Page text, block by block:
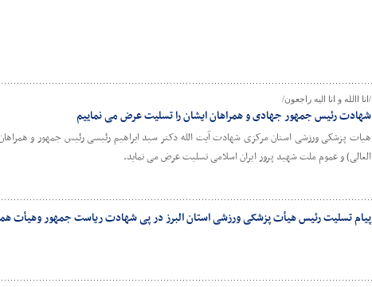
/انا االله و انا الیه راجعون/
شهادت رئیس جمهور جهادی و همراهان ایشان را تسلیت عرض می نماییم
هیات پزشکی ورزشی استان مرکزی شهادت آیت الله دکتر سید ابراهیم رئیسی رئیس جمهور و
العالی) و عموم ملت شهید پرور ایران اسلامی تسلیت عرض می نماید.
پیام تسلیت رئیس هیأت پزشکی ورزشی استان البرز در پی شهادت ریاست جمهور وهیأت